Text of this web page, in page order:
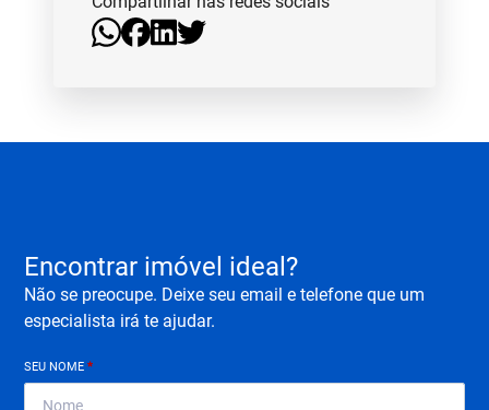
Encontrar imóvel ideal?
Não se preocupe. Deixe seu email e telefone que um
especialista irá te ajudar.
SEU NOME*